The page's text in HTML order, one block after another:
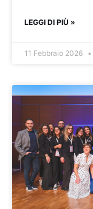
LEGGI DI PIÙ »
11 Febbraio 2026